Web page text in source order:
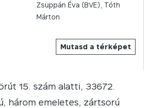
Mutasd a térképet
Zsuppán Éva (BVE), Tóth
Márton
15. szám alatti, 33672.
három emeletes, zártsorú